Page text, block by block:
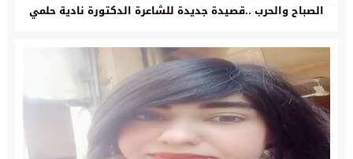
الصباح والحرب ..قصيدة جديدة للشاعرة الدكتورة نادية حلمي